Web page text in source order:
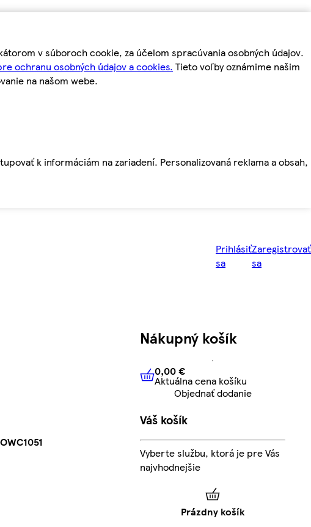
v súboroch cookie, za účelom spracúvania osobných údajov.
ochranu osobných údajov a cookies. Tieto voľby oznámime našim
na našom webe.
k informáciám na zariadení. Personalizovaná reklama a obsah,
Prihlásiť
sa
Zaregistrovať
sa
Nákupný košík
0,00 € Aktuálna cena košíku
0,00 €
Aktuálna cena košíku
Objednať dodanie
Váš košík
Vyberte službu, ktorá je pre Vás
najvhodnejšie
Prázdny košík